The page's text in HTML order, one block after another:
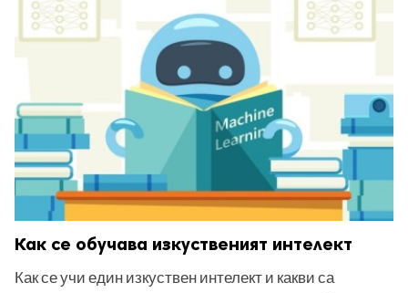
Как се обучава изкуственият интелект
Как се учи един изкуствен интелект и какви са